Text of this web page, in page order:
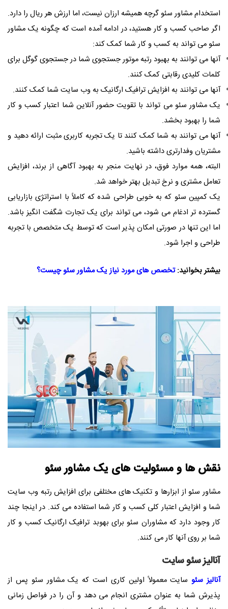
استخدام مشاور سئو گرچه همیشه ارزان نیست، اما ارزش هر ریال را دارد.
اگر صاحب کسب و کار هستید، در ادامه آمده است که چگونه یک مشاور
سئو می تواند به کسب و کار شما کمک کند:
آنها می توانند به بهبود رتبه موتور جستجوی شما در جستجوی گوگل برای
کلمات کلیدی رقابتی کمک کنند.
آنها می توانند به افزایش ترافیک ارگانیک به وب سایت شما کمک کنند.
یک مشاور سئو می تواند با تقویت حضور آنلاین شما اعتبار کسب و کار
شما را بهبود بخشد.
آنها می توانند به شما کمک کنند تا یک تجربه کاربری مثبت ارائه دهید و
مشتریان وفدارتری داشته باشید.
البته، همه موارد فوق، در نهایت منجر به بهبود آگاهی از برند، افزایش
تعامل مشتری و نرخ تبدیل بهتر خواهد شد.
یک کمپین سئو که به خوبی طراحی شده که کاملاً با استراتژی بازاریابی
گسترده تر ادغام می شود، می تواند برای یک تجارت شگفت انگیز باشد.
اما این تنها در صورتی امکان پذیر است که توسط یک متخصص با تجربه
طراحی و اجرا شود.
بیشتر بخوانید:تخصص های مورد نیاز یک مشاور سئو چیست؟
نقش ها و مسئولیت های یک مشاور سئو
مشاور سئو از ابزارها و تکنیک های مختلفی برای افزایش رتبه وب سایت
شما و افزایش اعتبار کلی کسب و کار شما استفاده می کند. در اینجا چند
کار وجود دارد که مشاوران سئو برای بهوبد ترافیک ارگانیک کسب و کار
شما بر روی آنها کار می کنند.
آنالیز سئو سایت
آنالیز سئوسایت معمولاً اولین کاری است که یک مشاور سئو پس از
پذیرش شما به عنوان مشتری انجام می دهد و آن را در فواصل زمانی